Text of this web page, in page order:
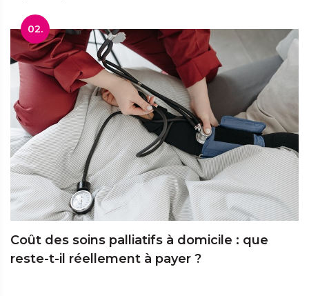
02.
Coût des soins palliatifs à domicile : que
reste-t-il réellement à payer ?